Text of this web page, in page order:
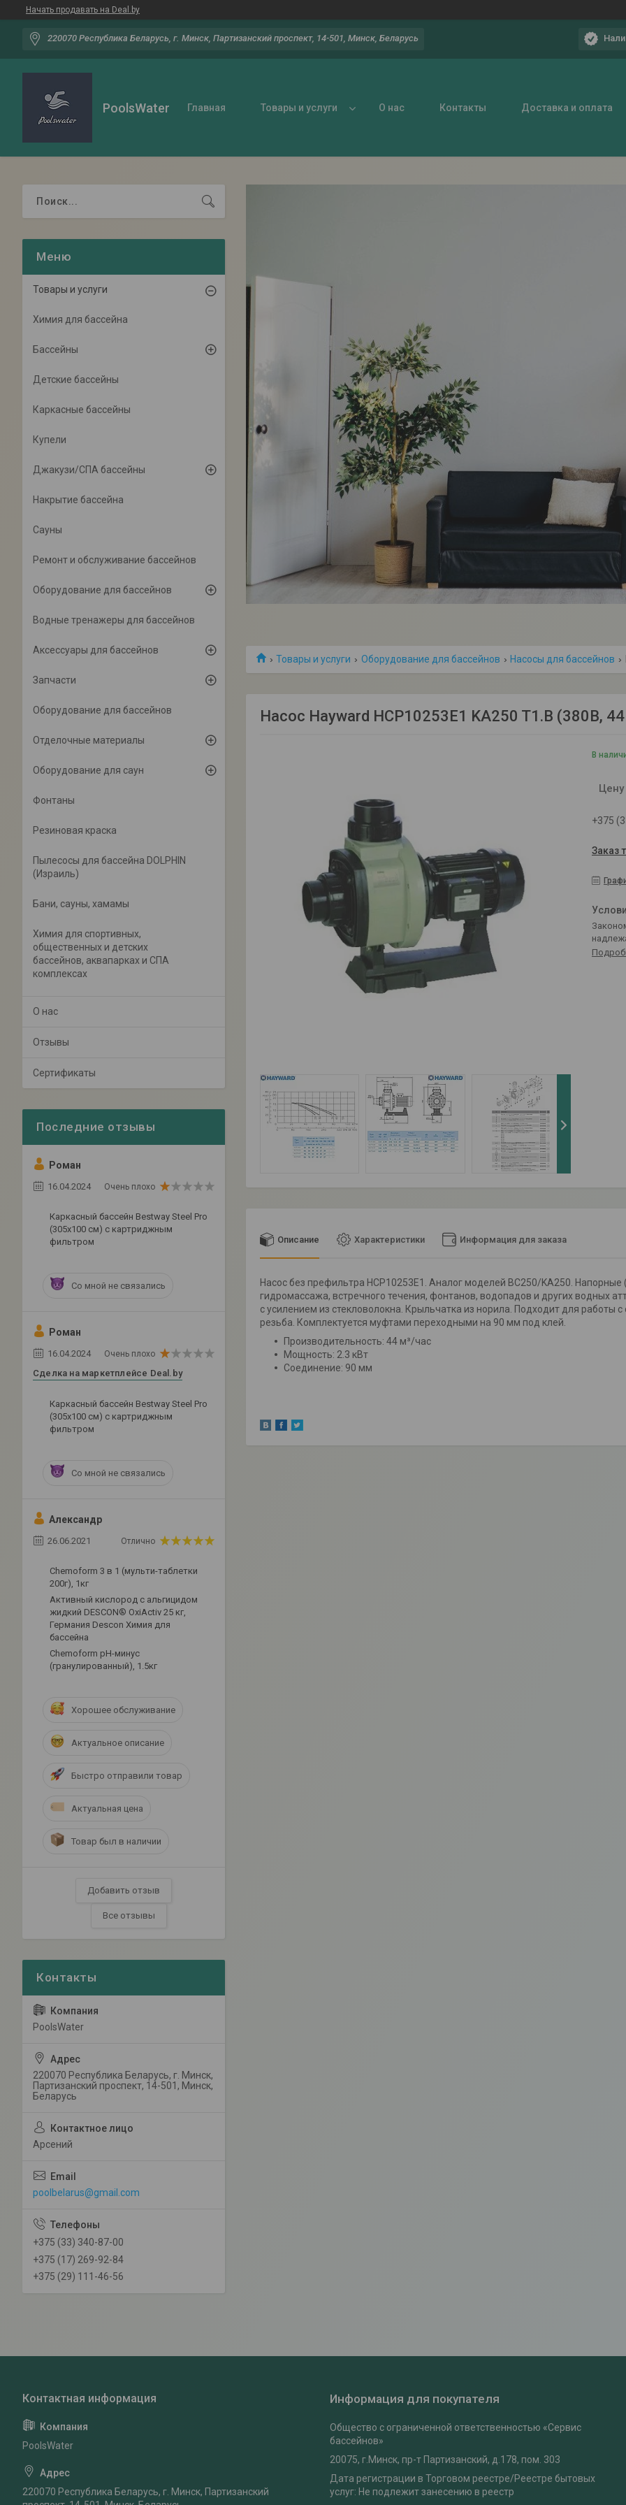
Начать продавать на Deal.by
220070 Республика Беларусь, г. Минск, Партизанский проспект, 14-501, Минск, Беларусь
PoolsWater Главная Товары и услуги О нас Контакты Доставка и оплата
Товары и услуги Оборудование для бассейнов Насосы для бассейнов
Насос Hayward HCP10253E1 KA250 T1.B (380В,
В
Цену
+375
Заказ
Законом не предусмотрен возврат и обмен данного товара
Описание Характеристики Информация для заказа
Насос без префильтра HCP10253E1. Аналог моделей BC250/KA250.
гидромассажа, встречного течения, фонтанов, водопадов и других водных
с усилением из стекловолокна. Крыльчатка из норила. Подходит для работы
резьба. Комплектуется муфтами переходными на 90 мм под клей.
Производительность: 44 м³/час
Мощность: 2.3 кВт
Соединение: 90 мм
Товары и услуги
Химия для бассейна
Бассейны
Детские бассейны
Каркасные бассейны
Купели
Джакузи/СПА бассейны
Накрытие бассейна
Сауны
Ремонт и обслуживание бассейнов
Оборудование для бассейнов
Водные тренажеры для бассейнов
Аксессуары для бассейнов
Запчасти
Оборудование для бассейнов
Отделочные материалы
Оборудование для саун
Фонтаны
Резиновая краска
Пылесосы для бассейна DOLPHIN
(Израиль)
Бани, сауны, хамамы
Химия для спортивных,
общественных и детских
бассейнов, аквапарках и СПА
комплексах
О нас
Отзывы
Сертификаты
Роман
16.04.2024 Очень плохо
Каркасный бассейн Bestway Steel Pro
(305х100 см) с картриджным
фильтром
Со мной не связались
Роман
16.04.2024 Очень плохо
Сделка на маркетплейсе Deal.by
Каркасный бассейн Bestway Steel Pro
(305х100 см) с картриджным
фильтром
Со мной не связались
Александр
26.06.2021 Отлично
Chemoform 3 в 1 (мульти-таблетки
200г), 1кг
Активный кислород с альгицидом
жидкий DESCON® OxiActiv 25 кг,
Германия Descon Химия для
бассейна
Сhemoform рН-минус
(гранулированный), 1.5кг
Хорошее обслуживание
Актуальное описание
Быстро отправили товар
Актуальная цена
Товар был в наличии
Добавить отзыв
Все отзывы
PoolsWater
220070 Республика Беларусь, г. Минск,
Партизанский проспект, 14-501, Минск,
Беларусь
Арсений
poolbelarus@gmail.com
+375 (33) 340-87-00
+375 (17) 269-92-84
+375 (29) 111-46-56
PoolsWater
220070 Республика Беларусь, г. Минск, Партизанский
Информация для покупателя
Общество с ограниченной ответственностью «Сервис
бассейнов»
20075, г.Минск, пр-т Партизанский, д.178, пом. 303
Дата регистрации в Торговом реестре/Реестре бытовых
услуг: Не подлежит занесению в реестр